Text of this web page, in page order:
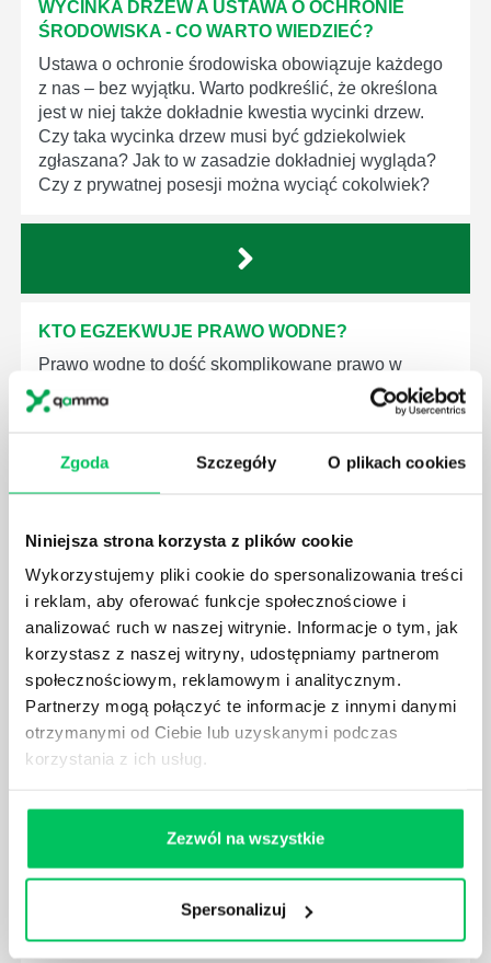
Zgoda Szczegóły O plikach cookies
Niniejsza strona korzysta z plików cookie
Wykorzystujemy pliki cookie do spersonalizowania treści
i reklam, aby oferować funkcje społecznościowe i
analizować ruch w naszej witrynie. Informacje o tym, jak
korzystasz z naszej witryny, udostępniamy partnerom
społecznościowym, reklamowym i analitycznym.
Partnerzy mogą połączyć te informacje z innymi danymi
otrzymanymi od Ciebie lub uzyskanymi podczas
korzystania z ich usług.
Zezwól na wszystkie
Spersonalizuj
WYCINKA DRZEW A USTAWA O OCHRONIE
ŚRODOWISKA - CO WARTO WIEDZIEĆ?
Ustawa o ochronie środowiska obowiązuje każdego
z nas – bez wyjątku. Warto podkreślić, że określona
jest w niej także dokładnie kwestia wycinki drzew.
Czy taka wycinka drzew musi być gdziekolwiek
zgłaszana? Jak to w zasadzie dokładniej wygląda?
Czy z prywatnej posesji można wyciąć cokolwiek?
KTO EGZEKWUJE PRAWO WODNE?
Prawo wodne to dość skomplikowane prawo w
ustawodawstwie polskim. Na czym dokładniej ono
polega? Kogo w zasadzie obowiązuje? Jak wygląda
odpowiemy pokrótce poniżej.
GDZIE MOŻEMY ZAPOZNAĆ SIĘ Z
WYMAGANIAMI NORM JAKOŚCI WYROBÓW
MEDYCZNYCH?
W związku z ogromnym rozwojem dzisiejszego
społeczeństwa wprowadzane jest coraz więcej reguł,
które mają za zadanie poprawić poszczególne
dziedziny gospodarki. Dzięki nim wszystkie firmy
wprowadzenie dąży do ujednolicenia jakości
produktów, które trafiają do klientów.